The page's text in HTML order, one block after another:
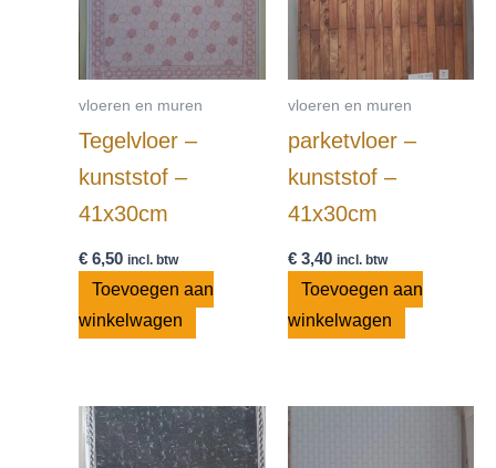
vloeren en muren
Tegelvloer –
kunststof –
41x30cm
€ 6,50 incl. btw
Toevoegen aan
winkelwagen
vloeren en muren
parketvloer –
kunststof –
41x30cm
€3,40 incl. btw
Toevoegen aan
winkelwagen